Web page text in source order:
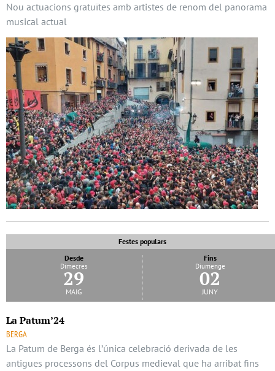
Nou actuacions gratuïtes amb artistes de renom del panorama
musical actual
Festes populars
Desde
Dimecres
29
maig
Fins
Diumenge
02
juny
La Patum’24
BERGA
La Patum de Berga és l’única celebració derivada de les
antigues processons del Corpus medieval que ha arribat fins